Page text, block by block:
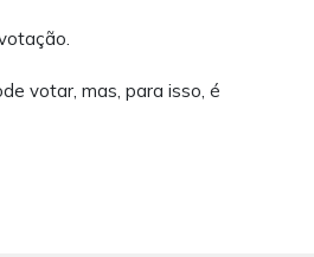
votar, mas, para isso, é